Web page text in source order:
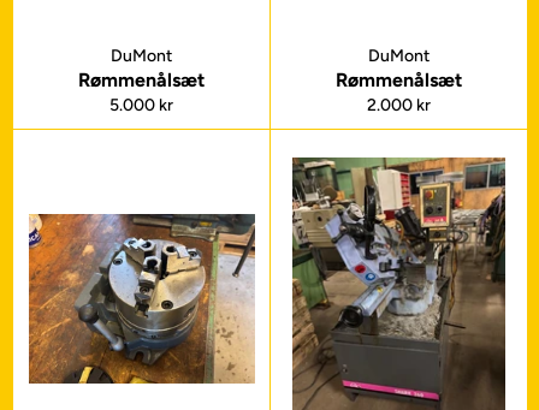
DuMont
Rømmenålsæt
Normalpris
5.000 kr
DuMont
Rømmenålsæt
Normalpris
2.000 kr